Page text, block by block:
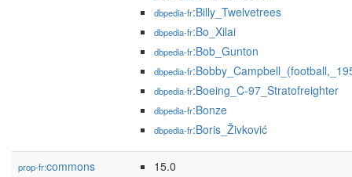
dbpedia-fr:Billy_Twelvetrees
dbpedia-fr:Bo_Xilai
dbpedia-fr:Bob_Gunton
dbpedia-fr
dbpedia-fr:Boeing_C-97_Stratofreighter
dbpedia-fr:Bonze
dbpedia-fr:Boris_Živković
prop-fr:commons 15.0